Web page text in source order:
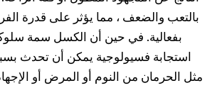
بالتعب والضعف ، مما يؤثر على قدرة
بفعالية. في حين أن الكسل سمة
استجابة فسيولوجية يمكن أن تحدث
مثل الحرمان من النوم أو المرض أو